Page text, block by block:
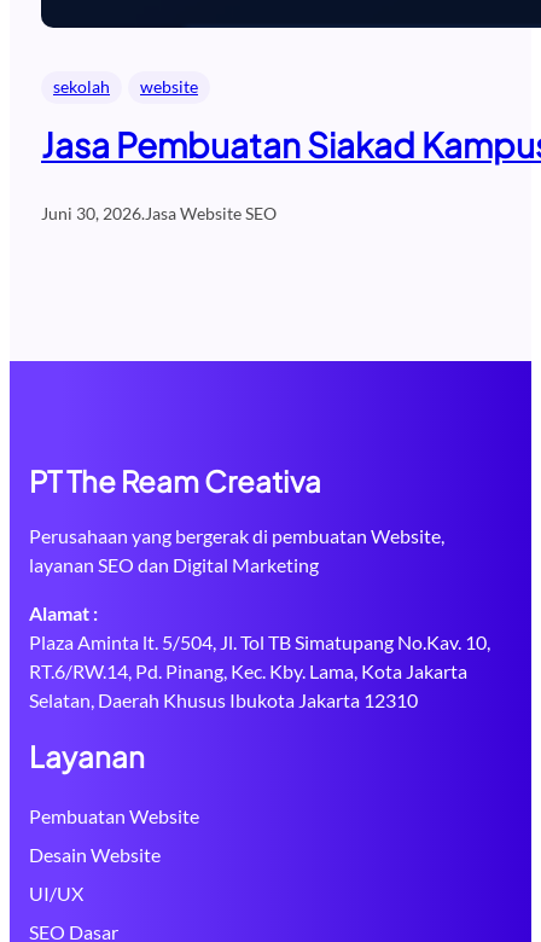
sekolah website
Jasa Pembuatan Siakad
Juni 30, 2026.Jasa Website SEO
PT The Ream Creativa
Perusahaan yang bergerak di pembuatan Website,
layanan SEO dan Digital Marketing
Alamat :
Plaza Aminta lt. 5/504, Jl. Tol TB Simatupang No.Kav. 10,
RT.6/RW.14, Pd. Pinang, Kec. Kby. Lama, Kota Jakarta
Selatan, Daerah Khusus Ibukota Jakarta 12310
Layanan
Pembuatan Website
Desain Website
UI/UX
SEO Dasar